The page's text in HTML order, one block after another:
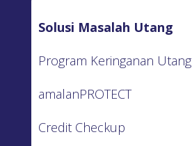
Solusi Masalah Utang
Program Keringanan Utang
amalanPROTECT
Credit Checkup